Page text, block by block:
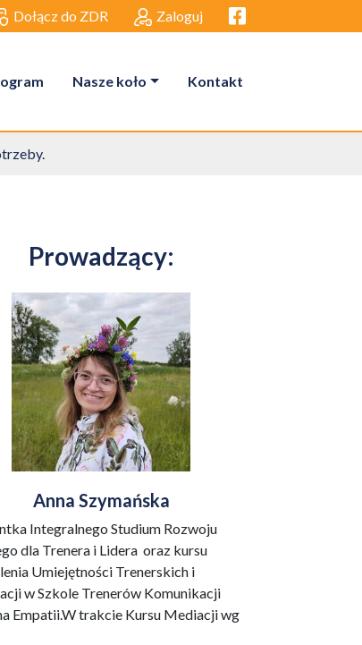
Dołącz do ZDR Zaloguj Facebook link
Nasze koło Kontakt
Prowadzący:
Anna Szymańska
Integralnego Studium Rozwoju
dla Trenera i Lidera oraz kursu
Umiejętności Trenerskich i
w Szkole Trenerów Komunikacji
Empatii.W trakcie Kursu Mediacji wg